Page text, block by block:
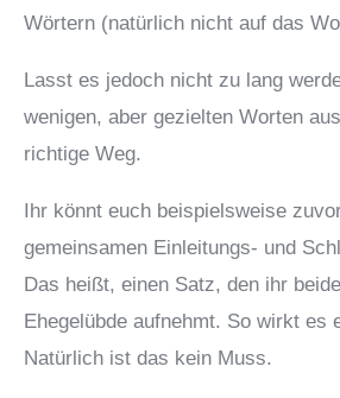
Wörtern (natürlich nicht auf das
Lasst es jedoch nicht zu lang
wenigen, aber gezielten Worten
richtige Weg.
Ihr könnt euch beispielsweise
gemeinsamen Einleitungs- und
Das heißt, einen Satz, den ihr
Ehegelübde aufnehmt. So wirkt es
Natürlich ist das kein Muss.